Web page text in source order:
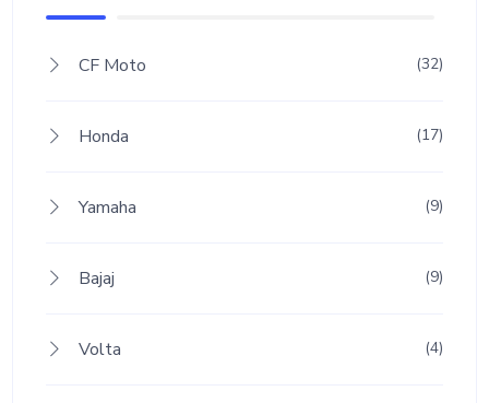
CF Moto (32)
Honda (17)
Yamaha (9)
Bajaj (9)
Volta (4)